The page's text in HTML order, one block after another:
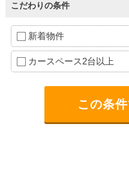
こだわりの条件
新着物件
カースペース2台以上